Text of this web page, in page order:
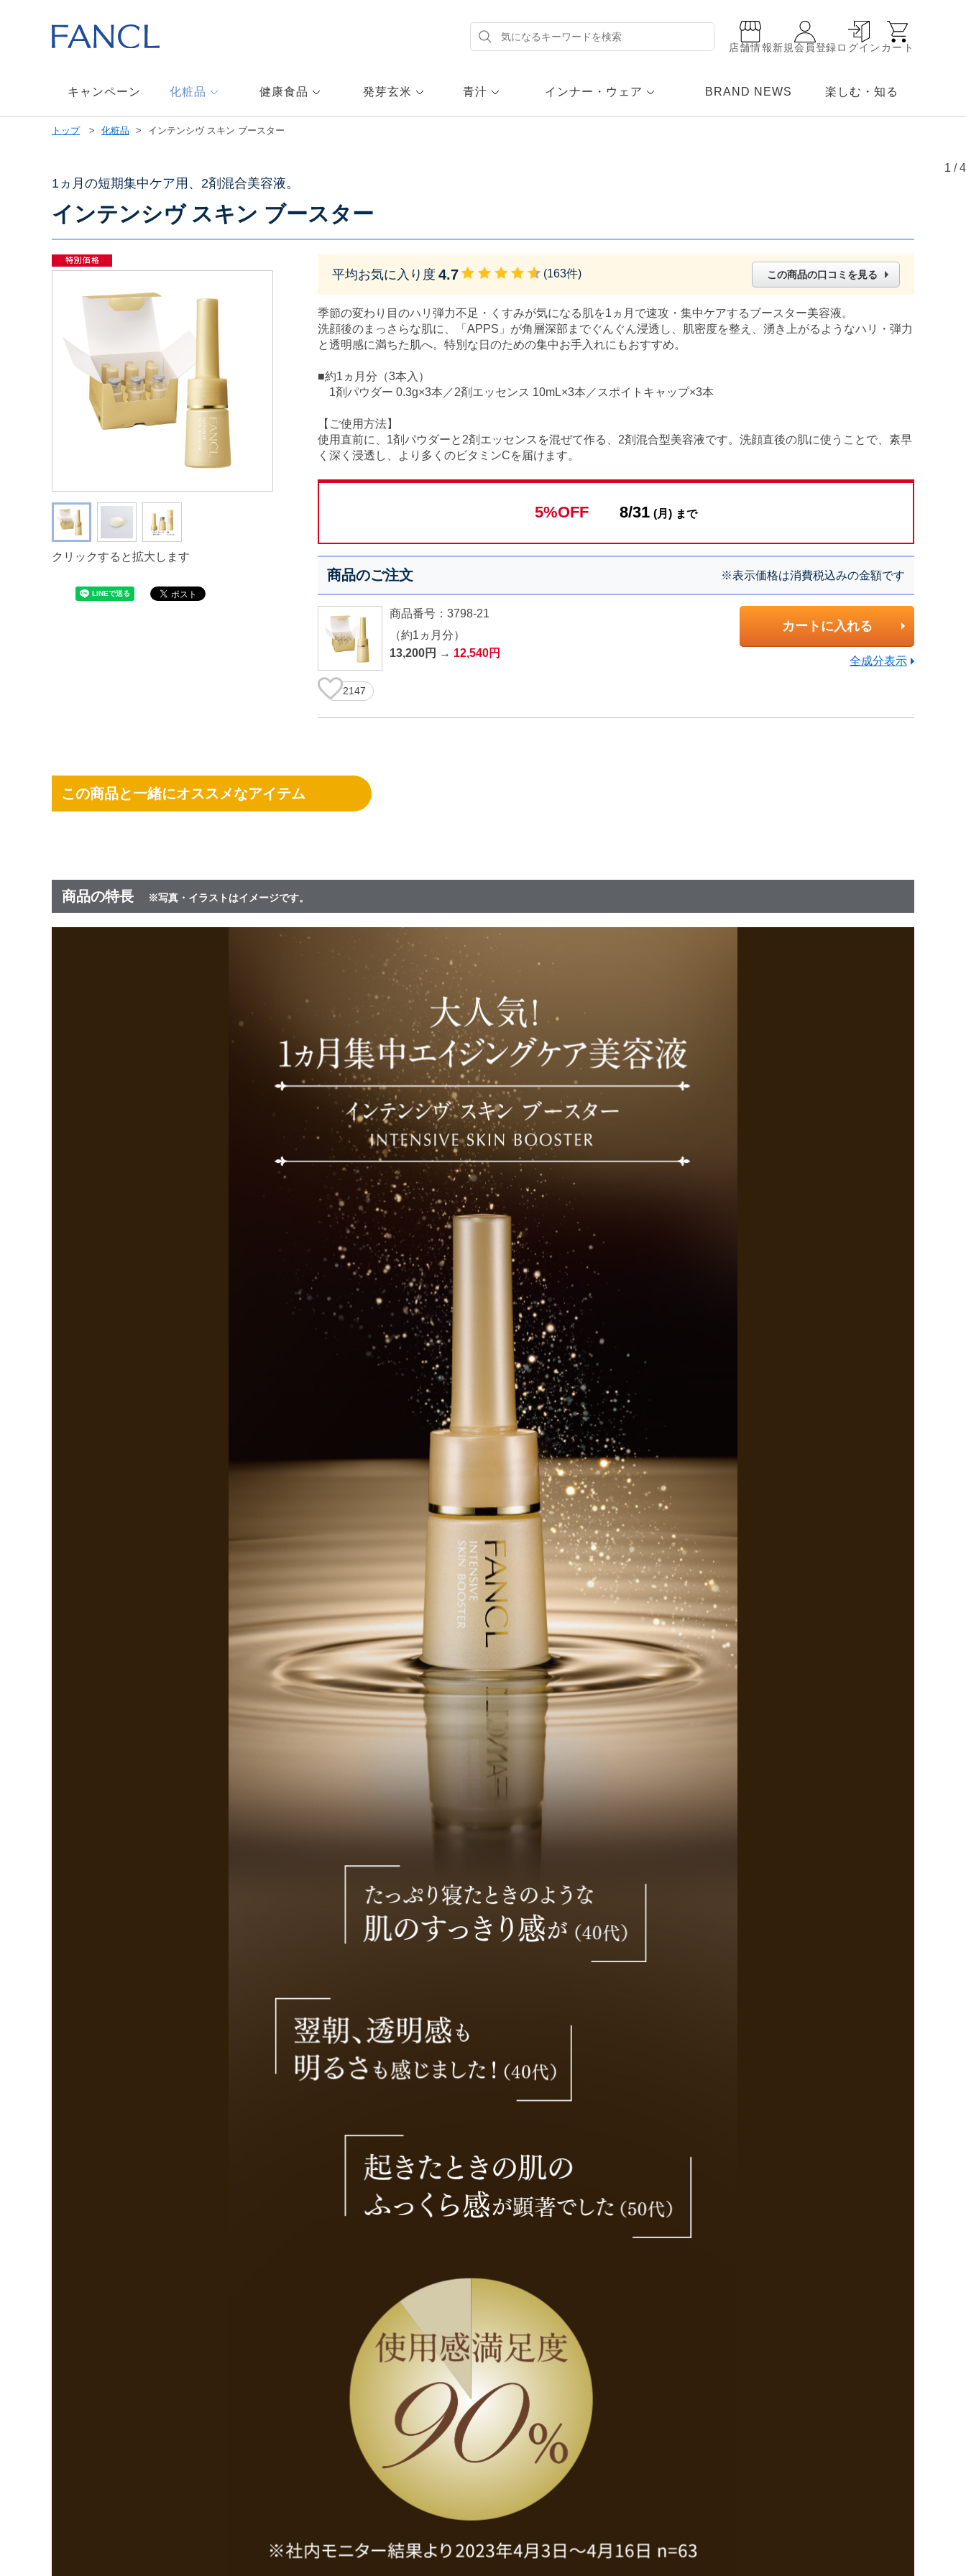
メ
店舗情報新規会員登録ログイン カート
キャンペーン 化粧品 健康食品 発芽玄米 青汁 インナー・ウェア BRAND NEWS 楽しむ・知る
トップ 化粧品 インテンシヴ スキン ブースター
1ヵ月の短期集中ケア用、2剤混合美容液。
インテンシヴ スキン ブースター
クリックすると拡大します
平均お気に入り度 4.7 (163件) この商品の口コミを見る
季節の変わり目のハリ弾力不足・くすみが気になる肌を1ヵ月で速攻・集中ケアするブースター美容液。
洗顔後のまっさらな肌に、「APPS」が角層深部までぐんぐん浸透し、肌密度を整え、湧き上がるようなハリ・弾力
と透明感に満ちた肌へ。特別な日のための集中お手入れにもおすすめ。
■約1ヵ月分（3本入）
1剤パウダー 0.3g×3本／2剤エッセンス 10mL×3本／スポイトキャップ×3本
【ご使用方法】
使用直前に、1剤パウダーと2剤エッセンスを混ぜて作る、2剤混合型美容液です。洗顔直後の肌に使うことで、素早
く深く浸透し、より多くのビタミンCを届けます。
5%OFF 8/31 (月) まで
商品のご注文 ※表示価格は消費税込みの金額です
2147
商品番号：3798-21
（約1ヵ月分）
13,200円 → 12,540円
カートに入れる
全成分表示
この商品と一緒にオススメなアイテム
1 /4
商品の特長 ※写真・イラストはイメージです。